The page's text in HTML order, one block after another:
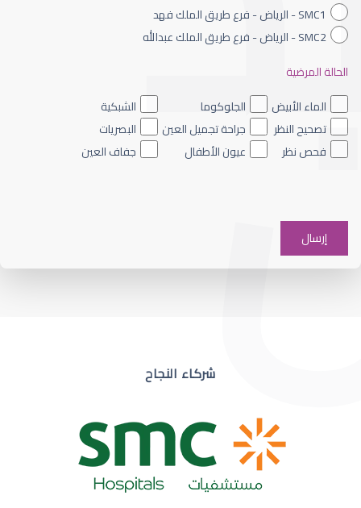
ضعف نظر العين اليسرى
ضعف نظر مفاجئ
SMC1 - الرياض - فرع طريق الملك فهد
SMC2 - الرياض - فرع طريق الملك عبدالله
الحالة المرضية
الماء الأبيض
الجلوكوما
الشبكية
تصحيح النظر
جراحة تجميل العين
البصريات
فحص نظر
عيون الأطفال جفاف العين
شركاء النجاح